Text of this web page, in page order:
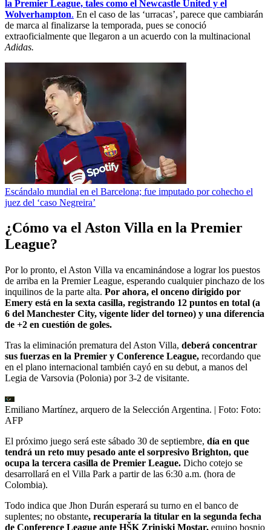
la Premier League, tales como el Newcastle United y el
Wolverhampton. En el caso de las ‘urracas’, parece que cambiarán
de marca al finalizarse la temporada, pues se conoció
extraoficialmente que llegaron a un acuerdo con la multinacional
Adidas.
Escándalo mundial en el Barcelona; fue imputado por cohecho el
juez del ‘caso Negreira’
¿Cómo va el Aston Villa en la Premier
League?
Por lo pronto, el Aston Villa va encaminándose a lograr los puestos
de arriba en la Premier League, esperando cualquier pinchazo de los
inquilinos de la parte alta. Por ahora, el onceno dirigido por
Emery está en la sexta casilla, registrando 12 puntos en total (a
6 del Manchester City, vigente líder del torneo) y una diferencia
de +2 en cuestión de goles.
Tras la eliminación prematura del Aston Villa, deberá concentrar
sus fuerzas en la Premier y Conference League, recordando que
en el plano internacional también cayó en su debut, a manos del
Legia de Varsovia (Polonia) por 3-2 de visitante.
Emiliano Martínez, arquero de la Selección Argentina. | Foto: Foto:
AFP
El próximo juego será este sábado 30 de septiembre, día en que
tendrá un reto muy pesado ante el sorpresivo Brighton, que
ocupa la tercera casilla de Premier League. Dicho cotejo se
desarrollará en el Villa Park a partir de las 6:30 a.m. (hora de
Colombia).
Todo indica que Jhon Durán esperará su turno en el banco de
suplentes; no obstante, recuperaría la titular en la segunda fecha
de Conference League ante HŠK Zrinjski Mostar, equipo bosnio